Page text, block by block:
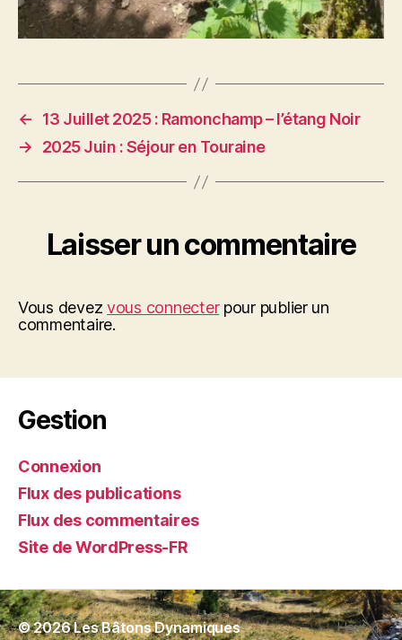
←
13 Juillet 2025 : Ramonchamp – l’étang Noir
→
2025 Juin : Séjour en Touraine
Laisser un commentaire
Vous devezvous connecterpour publier un
commentaire.
Gestion
Connexion
Flux des publications
Flux des commentaires
Site de WordPress-FR
© 2026Les Bâtons Dynamiques Haut↑